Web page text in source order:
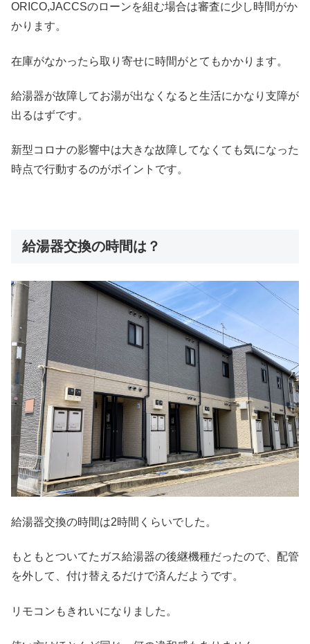
ORICO,JACCSのローンを組む場合は審査に少し時間がか
かります。
在庫がなかったら取り寄せに時間がとてもかかります。
給湯器が故障してお湯が出なくなると生活にかなり支障が
出るはずです。
新型コロナの影響中は大きな故障してなくても気になった
時点で行動するのがポイントです。
給湯器交換の時間は？
給湯器交換の時間は2時間くらいでした。
もともとついてたガス給湯器の後継機種だったので、配管
を外して、付け替えるだけで済んだようです。
リモコンもきれいになりました。